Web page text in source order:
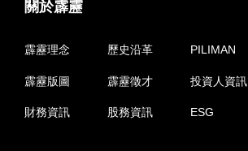
關於霹靂
霹靂理念 歷史沿革 PILIMAN
霹靂版圖 霹靂徵才 投資人資訊
財務資訊 股務資訊 ESG